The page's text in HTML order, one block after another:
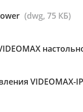
(dwg, 75 КБ)
VIDEOMAX-